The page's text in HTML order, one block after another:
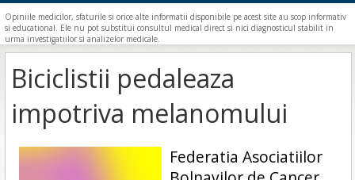
Opiniile medicilor, sfaturile si orice alte informatii disponibile pe acest site au scop informativ
si educational. Ele nu pot substitui consultul medical direct si nici diagnosticul stabilit in
urma investigatiilor si analizelor medicale.
Biciclistii pedaleaza
impotriva melanomului
Federatia Asociatiilor